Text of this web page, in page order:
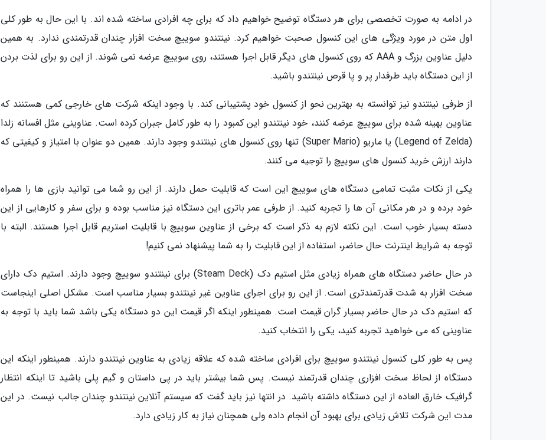
در ادامه به صورت تخصصی برای هر دستگاه توضیح خواهیم داد که برای چه افرادی ساخته شده اند. با این حال به طور کلی
اول متن در مورد ویژگی های این کنسول صحبت خواهیم کرد. نینتندو سوییچ سخت افزار چندان قدرتمندی ندارد. به همین
دلیل عناوین بزرگ و AAA که روی کنسول های دیگر قابل اجرا هستند، روی سوییچ عرضه نمی شوند. از این رو برای لذت بردن
از این دستگاه باید طرفدار پر و پا قرص نینتندو باشید.
از طرفی نینتندو نیز توانسته به بهترین نحو از کنسول خود پشتیبانی کند. با وجود اینکه شرکت های خارجی کمی هستنند که
عناوین بهینه شده برای سوییچ عرضه کنند، خود نینتندو این کمبود را به طور کامل جبران کرده است. عناوینی مثل افسانه زلدا
(Legend of Zelda) یا ماریو (Super Mario) تنها روی کنسول های نینتندو وجود دارند. همین دو عنوان با امتیاز و کیفیتی که
دارند ارزش خرید کنسول های سوییچ را توجیه می کنند.
یکی از نکات مثبت تمامی دستگاه های سوییچ این است که قابلیت حمل دارند. از این رو شما می توانید بازی ها را همراه
خود برده و در هر مکانی آن ها را تجربه کنید. از طرفی عمر باتری این دستگاه نیز مناسب بوده و برای سفر و کارهایی از این
دسته بسیار خوب است. این نکته لازم به ذکر است که برخی از عناوین سوییچ با قابلیت استریم قابل اجرا هستند. البته با
توجه به شرایط اینترنت حال حاضر، استفاده از این قابلیت را به شما پیشنهاد نمی کنیم!
در حال حاضر دستگاه های همراه زیادی مثل استیم دک (Steam Deck) برای نینتندو سوییچ وجود دارند. استیم دک دارای
سخت افزار به شدت قدرتمندتری است. از این رو برای اجرای عناوین غیر نینتندو بسیار مناسب است. مشکل اصلی اینجاست
که استیم دک در حال حاضر بسیار گران قیمت است. همینطور اینکه اگر قیمت این دو دستگاه یکی باشد شما باید با توجه به
عناوینی که می خواهید تجربه کنید، یکی را انتخاب کنید.
پس به طور کلی کنسول نینتندو سوییچ برای افرادی ساخته شده که علاقه زیادی به عناوین نینتندو دارند. همینطور اینکه این
دستگاه از لحاظ سخت افزاری چندان قدرتمند نیست. پس شما بیشتر باید در پی داستان و گیم پلی باشید تا اینکه انتظار
گرافیک خارق العاده از این دستگاه داشته باشید. در انتها نیز باید گفت که سیستم آنلاین نینتندو چندان جالب نیست. در این
مدت این شرکت تلاش زیادی برای بهبود آن انجام داده ولی همچنان نیاز به کار زیادی دارد.